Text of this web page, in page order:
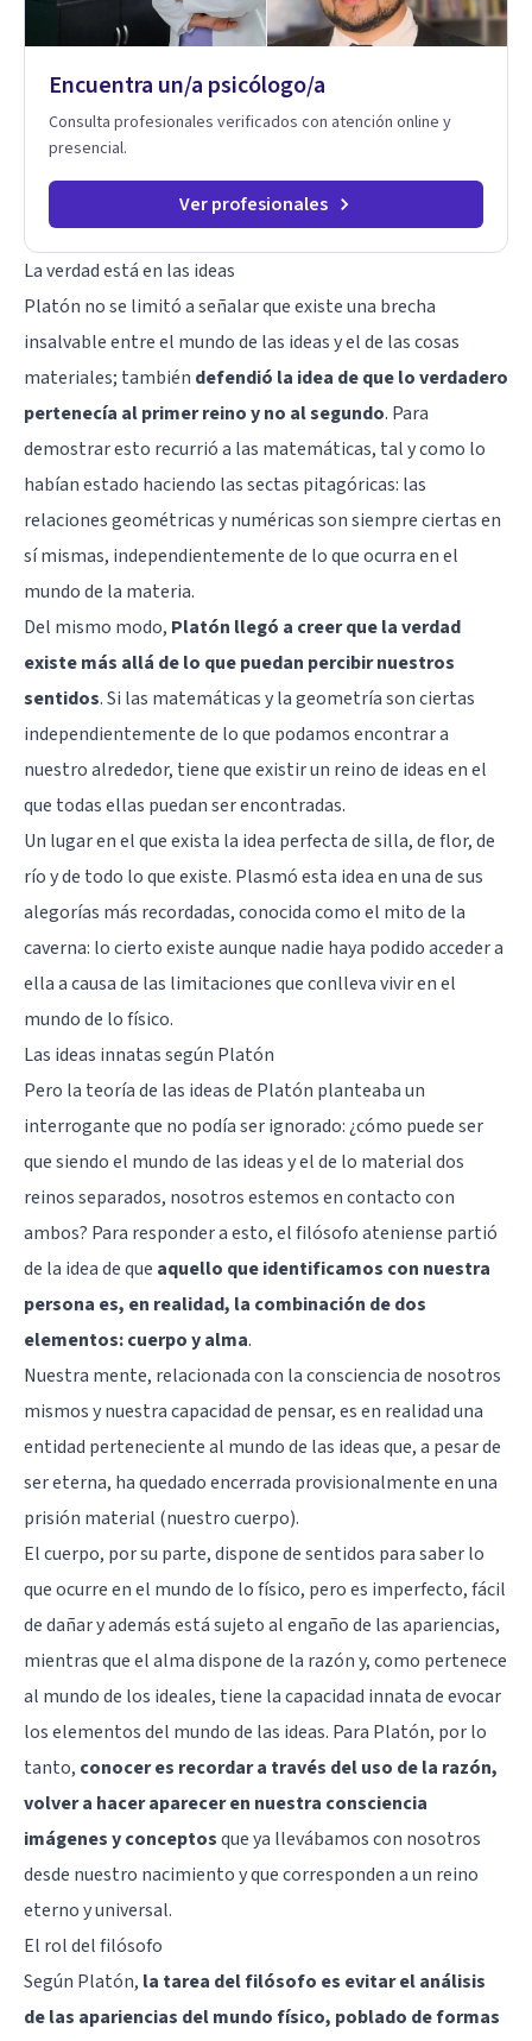
Encuentra un/a psicólogo/a
Consulta profesionales verificados con atención online y
presencial.
Ver profesionales
La verdad está en las ideas
Platón no se limitó a señalar que existe una brecha
insalvable entre el mundo de las ideas y el de las cosas
materiales; también defendió la idea de que lo verdadero
pertenecía al primer reino y no al segundo. Para
demostrar esto recurrió a las matemáticas, tal y como lo
habían estado haciendo las sectas pitagóricas: las
relaciones geométricas y numéricas son siempre ciertas en
sí mismas, independientemente de lo que ocurra en el
mundo de la materia.
Del mismo modo, Platón llegó a creer que la verdad
existe más allá de lo que puedan percibir nuestros
sentidos. Si las matemáticas y la geometría son ciertas
independientemente de lo que podamos encontrar a
nuestro alrededor, tiene que existir un reino de ideas en el
que todas ellas puedan ser encontradas.
Un lugar en el que exista la idea perfecta de silla, de flor, de
río y de todo lo que existe. Plasmó esta idea en una de sus
alegorías más recordadas, conocida comoel mito de la
caverna: lo cierto existe aunque nadie haya podido acceder a
ella a causa de las limitaciones que conlleva vivir en el
mundo de lo físico.
Las ideas innatas según Platón
Pero la teoría de las ideas de Platón planteaba un
interrogante que no podía ser ignorado: ¿cómo puede ser
que siendo el mundo de las ideas y el de lo material dos
reinos separados, nosotros estemos en contacto con
ambos? Para responder a esto, el filósofo ateniense partió
de la idea de que aquello que identificamos con nuestra
persona es, en realidad, la combinación de dos
elementos: cuerpo y alma.
Nuestra mente, relacionada con la consciencia de nosotros
mismos y nuestra capacidad de pensar, es en realidad una
entidad perteneciente al mundo de las ideas que, a pesar de
ser eterna, ha quedado encerrada provisionalmente en una
prisión material (nuestro cuerpo).
El cuerpo, por su parte, dispone de sentidos para saber lo
que ocurre en el mundo de lo físico, pero es imperfecto, fácil
de dañar y además está sujeto al engaño de las apariencias,
mientras que el alma dispone de la razón y, como pertenece
al mundo de los ideales, tiene la capacidad innata de evocar
los elementos del mundo de las ideas. Para Platón, por lo
tanto, conocer es recordar a través del uso de la razón,
volver a hacer aparecer en nuestra consciencia
imágenes y conceptosque ya llevábamos con nosotros
desde nuestro nacimiento y que corresponden a un reino
eterno y universal.
El rol del filósofo
Según Platón, la tarea del filósofo es evitar el análisis
de las apariencias del mundo físico, poblado de formas